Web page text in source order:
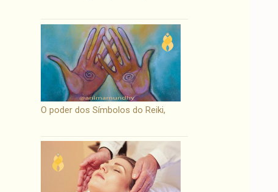
O poder dos Símbolos do Reiki,